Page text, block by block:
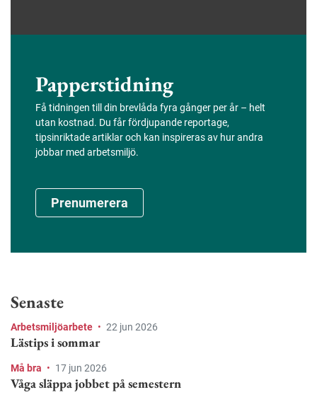
Papperstidning
Få tidningen till din brevlåda fyra gånger per år – helt
utan kostnad. Du får fördjupande reportage,
tipsinriktade artiklar och kan inspireras av hur andra
jobbar med arbetsmiljö.
Prenumerera
Senaste
Arbetsmiljöarbete • 22 jun 2026
Lästips i sommar
Må bra • 17 jun 2026
Våga släppa jobbet på semestern